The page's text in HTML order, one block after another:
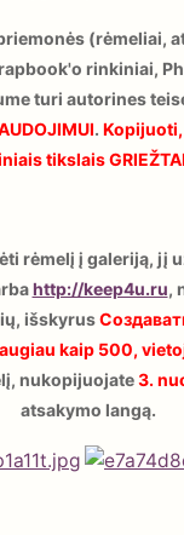
(rėmeliai,
rinkiniai,
turi autorines
.
tikslais
rėmelį į galeriją, jį
http://keep4u.ru,
išskyrus
kaip 500,
nukopijuojate3.
atsakymo langą.